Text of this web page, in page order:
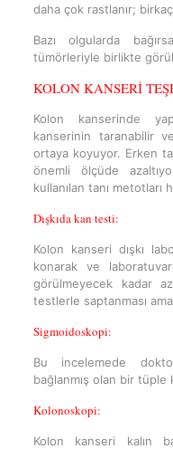
daha çok rastlanır;
Bazı olgularda
tümörleriyle birlikte
KOLON KANSERİ
Kolon kanserinde
kanserinin taranabilir
ortaya koyuyor. Erken
önemli ölçüde
kullanılan tanı metotları
Dışkıda kan testi:
Kolon kanseri dışkı
konarak ve
görülmeyecek kadar
testlerle saptanması
Sigmoidoskopi:
Bu incelemede
bağlanmış olan bir tüple
Kolonoskopi:
Kolon kanseri kalın